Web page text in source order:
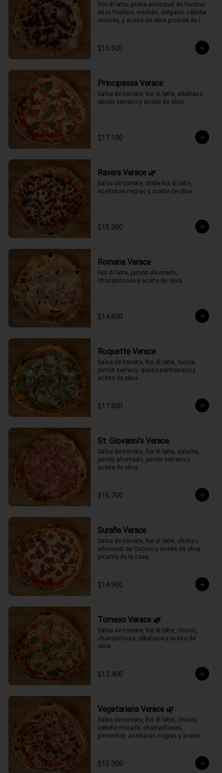
Fior di latte, prieta artesanal de Osorno
de la Pradera, merkén, orégano, cebolla
morada, y aceite de oliva picante de la
$16.500
Principessa Verace
Salsa de tomate, fior di latte, albahaca,
jamón serrano y aceite de oliva.
$17.100
Ravera Verace 🌿
Salsa de tomate, doble fior di latte,
aceitunas negras y aceite de oliva.
$15.300
Romana Verace
Fior di latte, jamón ahumado,
champiñones y aceite de oliva.
$14.600
Roquette Verace
Salsa de tomate, fior di latte, rúcula,
jamón serrano, queso parmesano y
aceite de oliva.
$17.800
St. Giovanni's Verace
Salsa de tomate, fior di latte, salame,
jamón ahumado, jamón serrano y
aceite de oliva.
$16.700
Sureña Verace
Salsa de tomate, fior di latte, chorizo
artesanal de Osorno y aceite de oliva
picante de la casa.
$14.900
Tomaso Verace 🌿
Salsa de tomate, fior di latte, choclo,
champiñones, albahaca y aceite de
oliva.
$12.400
Vegetariana Verace 🌿
Salsa de tomate, fior di latte, choclo,
cebolla morada, champiñones,
pimientos, aceitunas negras y aceite
$15.300